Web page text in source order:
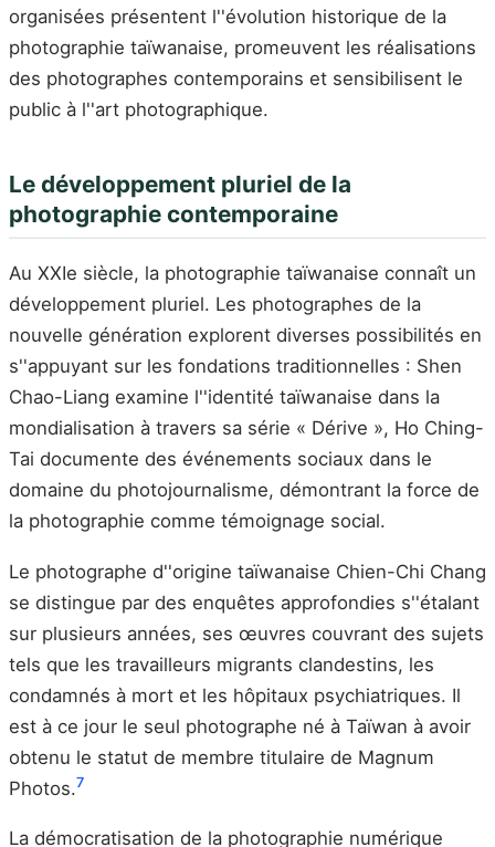
organisées présentent l''évolution historique de la
photographie taïwanaise, promeuvent les réalisations
des photographes contemporains et sensibilisent le
public à l''art photographique.
Le développement pluriel de la
photographie contemporaine
Au XXIe siècle, la photographie taïwanaise connaît un
développement pluriel. Les photographes de la
nouvelle génération explorent diverses possibilités en
s''appuyant sur les fondations traditionnelles : Shen
Chao-Liang examine l''identité taïwanaise dans la
mondialisation à travers sa série « Dérive », Ho Ching-
Tai documente des événements sociaux dans le
domaine du photojournalisme, démontrant la force de
la photographie comme témoignage social.
Le photographe d''origine taïwanaise Chien-Chi Chang
se distingue par des enquêtes approfondies s''étalant
sur plusieurs années, ses œuvres couvrant des sujets
tels que les travailleurs migrants clandestins, les
condamnés à mort et les hôpitaux psychiatriques. Il
est à ce jour le seul photographe né à Taïwan à avoir
obtenu le statut de membre titulaire de Magnum
Photos.7
La démocratisation de la photographie numérique